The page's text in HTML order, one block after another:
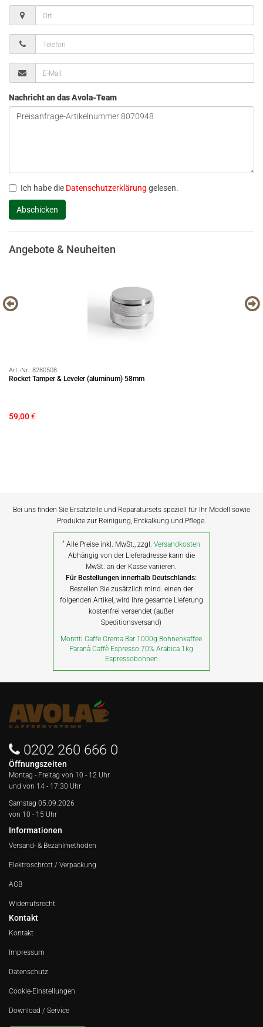
Nachricht an das Avola-Team
Ich habe die Datenschutzerklärung gelesen.
Angebote & Neuheiten
Art.-Nr.: 8280508
Rocket Tamper & Leveler (aluminum) 58mm
59,00€
Bei uns finden Sie Ersatzteile und Reparatursets speziell für Ihr Modell sowie
Produkte zur Reinigung, Entkalkung und Pflege.
* Alle Preise inkl. MwSt., zzgl.Versandkosten
Abhängig von der Lieferadresse kann die
MwSt. an der Kasse variieren.
Für Bestellungen innerhalb Deutschlands:
Bestellen Sie zusätzlich mind. einen der
folgenden Artikel, wird Ihre gesamte Lieferung
kostenfrei versendet (außer
Speditionsversand)
Moretti Caffe Crema Bar 1000g Bohnenkaffee
Paranà Caffè Espresso 70% Arabica 1kg
Espressobohnen
0202 260 666 0
Öffnungszeiten
Montag - Freitag von 10 - 12 Uhr
und von 14 - 17:30 Uhr
Samstag 05.09.2026
von 10 - 15 Uhr
Informationen
Versand- & Bezahlmethoden
Elektroschrott / Verpackung
AGB
Widerrufsrecht
Kontakt
Kontakt
Impressum
Datenschutz
Cookie-Einstellungen
Download / Service